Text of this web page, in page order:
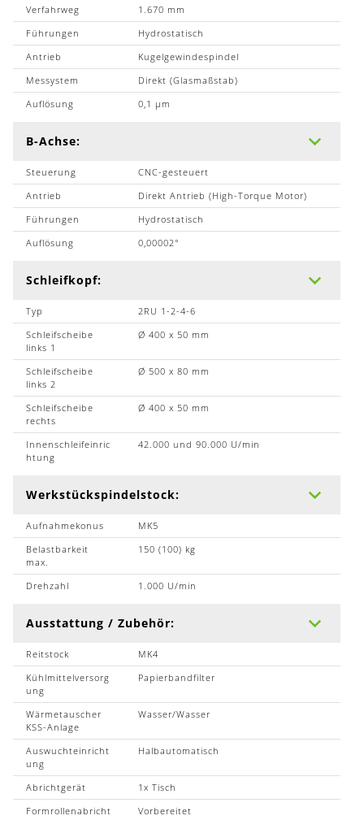
Verfahrweg
1.670 mm
Führungen
Hydrostatisch
Antrieb
Kugelgewindespindel
Messystem
Direkt (Glasmaßstab)
Auflösung
0,1 µm
B-Achse:
Steuerung
CNC-gesteuert
Antrieb
Direkt Antrieb (High-Torque Motor)
Führungen
Hydrostatisch
Auflösung
0,00002°
Schleifkopf:
Typ
2RU 1-2-4-6
Schleifscheibe
links 1
Ø 400 x 50 mm
Schleifscheibe
links 2
Ø 500 x 80 mm
Schleifscheibe
rechts
Ø 400 x 50 mm
Innenschleifeinric
htung
42.000 und 90.000 U/min
Werkstückspindelstock:
Aufnahmekonus
MK5
Belastbarkeit
max.
150 (100) kg
Drehzahl 1.000 U/min
Ausstattung / Zubehör:
Reitstock
MK4
Kühlmittelversorg
ung
Papierbandfilter
Wärmetauscher
KSS-Anlage
Wasser/Wasser
Auswuchteinricht
ung
Halbautomatisch
Abrichtgerät
1x Tisch
Formrollenabricht
Vorbereitet